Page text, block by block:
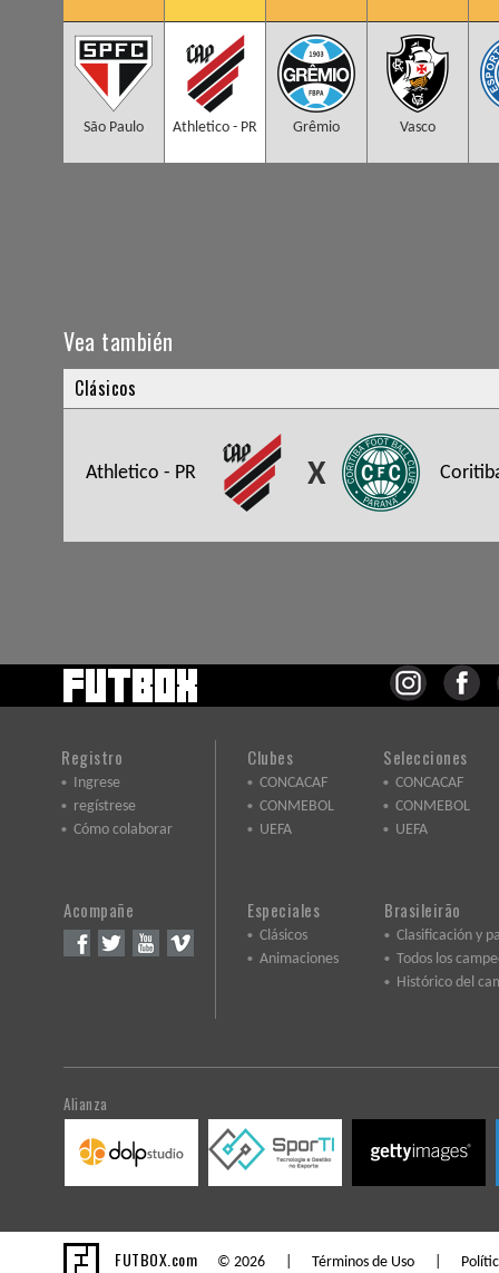
São Paulo Athletico - PR Grêmio Vasco
Vea también
Clásicos
X
Athletico - PR
Registro
Ingrese
regístrese
Cómo colaborar
Acompañe
Clubes
CONCACAF
CONMEBOL
UEFA
Selecciones
CONCACAF
CONMEBOL
UEFA
Especiales
Clásicos
Animaciones
Brasileirão
Clasificación y
Todos los
Histórico del
Alianza
FUTBOX.com © 2026 | Términos de Uso